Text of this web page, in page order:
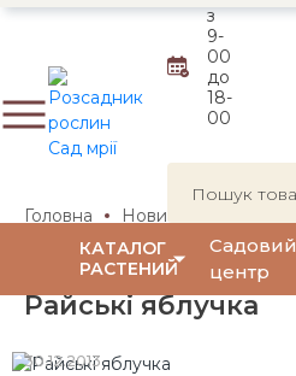
з
9-
00
до
18-
00
КАТАЛОГ
РАСТЕНИЙ
Садовий
центр
Головна Новини
Райські яблучка
30.12.2013